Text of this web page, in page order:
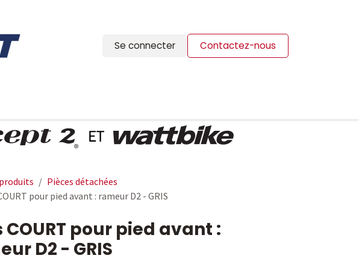
Se connecter Contactez-nous
Pièces détachées
pour pied avant : rameur D2 - GRIS
COURT pour pied avant :
D2 - GRIS